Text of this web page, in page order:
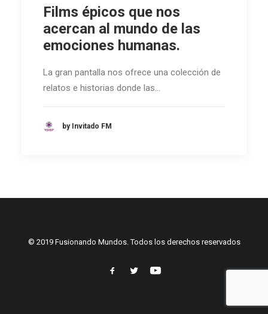
SEARCH
CART
Films épicos que nos
acercan al mundo de las
emociones humanas.
La gran pantalla nos ofrece una colección de
relatos e historias donde las…
by Invitado FM
© 2019 Fusionando Mundos. Todos los derechos reservados